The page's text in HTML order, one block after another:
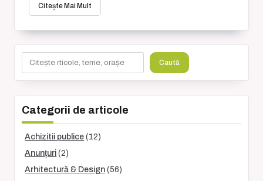
Citește Mai Mult
Caută
Categorii de articole
Achizitii publice (12)
Anunțuri (2)
Arhitectură & Design (56)